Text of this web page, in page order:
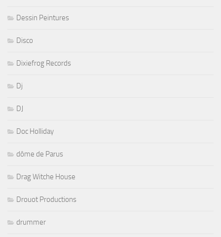
Dessin Peintures
Disco
Dixiefrog Records
Dj
DJ
Doc Holliday
dôme de Parus
Drag Witche House
Drouot Productions
drummer